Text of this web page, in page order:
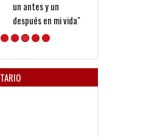
un antes y un
después en mi vida"